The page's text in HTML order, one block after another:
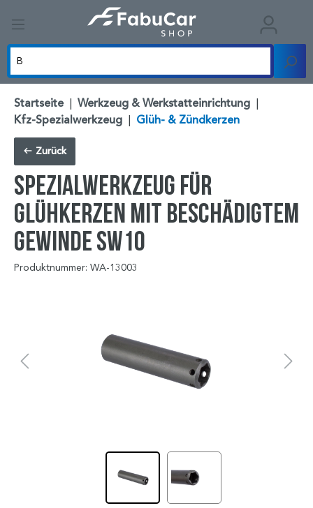
Startseite | Werkzeug & Werkstatteinrichtung |
Kfz-Spezialwerkzeug | Glüh- & Zündkerzen
Zurück
Spezialwerkzeug für
Glühkerzen mit beschädigtem
Gewinde SW10
Produktnummer: WA-13003